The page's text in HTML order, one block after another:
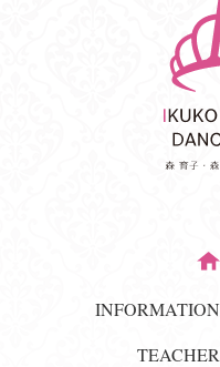
INFORMATION
TEACHER